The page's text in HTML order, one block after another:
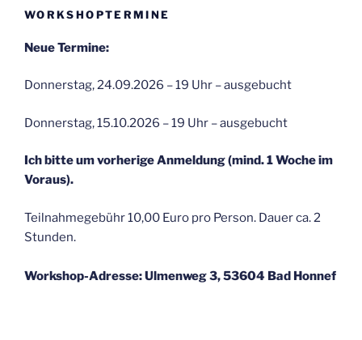
WORKSHOPTERMINE
Neue Termine:
Donnerstag, 24.09.2026 – 19 Uhr – ausgebucht
Donnerstag, 15.10.2026 – 19 Uhr – ausgebucht
Ich bitte um vorherige Anmeldung (mind. 1 Woche im
Voraus).
Teilnahmegebühr 10,00 Euro pro Person. Dauer ca. 2
Stunden.
Workshop-Adresse: Ulmenweg 3, 53604 Bad Honnef